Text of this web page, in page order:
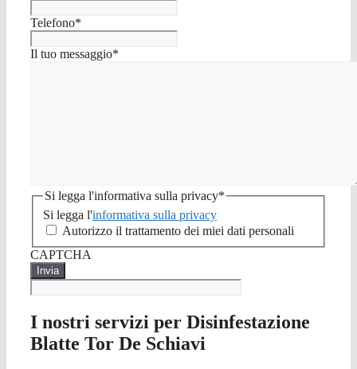
Telefono*
Il tuo messaggio*
Si legga l'informativa sulla privacy*
Si legga l'informativa sulla privacy
Autorizzo il trattamento dei miei dati personali
CAPTCHA
I nostri servizi per Disinfestazione
Blatte Tor De Schiavi